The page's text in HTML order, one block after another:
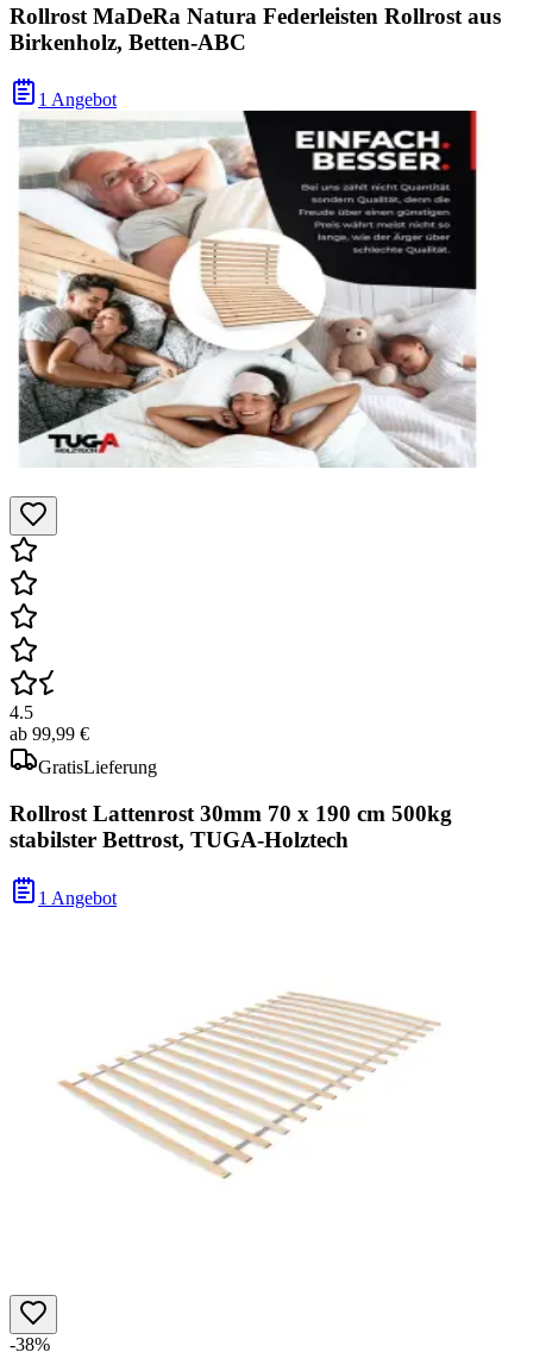
Rollrost MaDeRa Natura Federleisten Rollrost aus
Birkenholz, Betten-ABC
1 Angebot
4.5
ab 99,99 €
GratisLieferung
Rollrost Lattenrost 30mm 70 x 190 cm 500kg
stabilster Bettrost, TUGA-Holztech
1 Angebot
-38%